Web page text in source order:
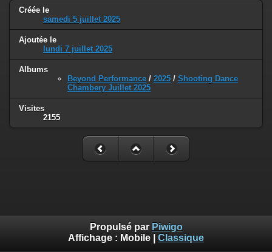
Créée le
samedi 5 juillet 2025
Ajoutée le
lundi 7 juillet 2025
Albums
Beyond Performance / 2025 / Shooting Dance
Chambery Juillet 2025
Visites
2155
Propulsé par Piwigo
Affichage : Mobile Classique